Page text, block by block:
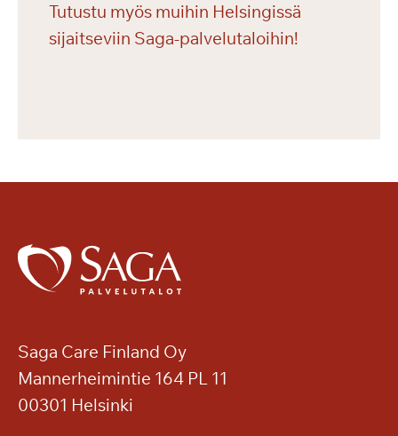
Tutustu myös muihin Helsingissä
sijaitseviin Saga-palvelutaloihin!
Saga Care Finland Oy
Mannerheimintie 164 PL 11
00301 Helsinki